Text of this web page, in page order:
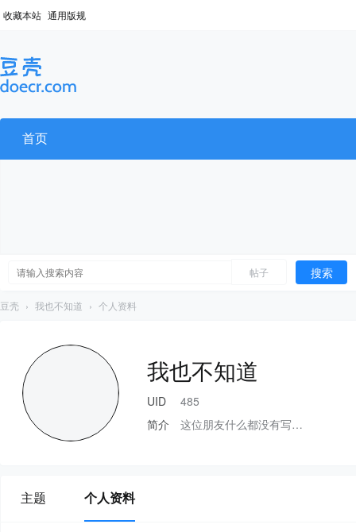
收藏本站 通用版规
首页
帖子 搜索
豆壳 › 我也不知道 › 个人资料
我也不知道
UID
485
简介
这位朋友什么都没有写…
主题 个人资料